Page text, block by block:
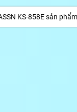
KS-858E sản